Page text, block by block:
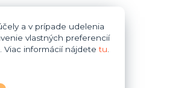
kúpeľne dajte
a v prípade udelenia
vlastných preferencií
Viac informácií nájdetetu